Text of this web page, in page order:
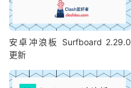
安卓冲浪板 Surfboard 2.29.0
更新